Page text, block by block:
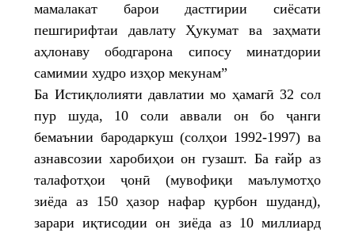
мамалакат барои дастгирии сиёсати
пешгирифтаи давлату Ҳукумат ва заҳмати
аҳлонаву ободгарона сипосу минатдории
самимии худро изҳор мекунам”
Ба Истиқлолияти давлатии мо ҳамагӣ 32 сол
пур шуда, 10 соли аввали он бо ҷанги
бемаънии бародаркуш (солҳои 1992-1997) ва
азнавсозии харобиҳои он гузашт. Ба ғайр аз
талафотҳои ҷонӣ (мувофиқи маълумотҳо
зиёда аз 150 ҳазор нафар қурбон шуданд),
зарари иқтисодии он зиёда аз 10 миллиард